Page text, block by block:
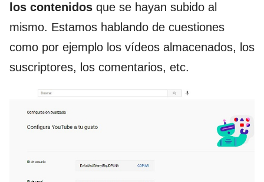
los contenidos que se hayan subido al
mismo. Estamos hablando de cuestiones
como por ejemplo los vídeos almacenados, los
suscriptores, los comentarios, etc.